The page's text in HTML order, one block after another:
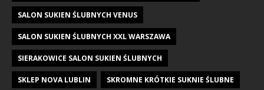
SALON SUKIEN ŚLUBNYCH VENUS
SALON SUKIEN ŚLUBNYCH XXL WARSZAWA
SIERAKOWICE SALON SUKIEN ŚLUBNYCH
SKLEP NOVA LUBLIN SKROMNE KRÓTKIE SUKNIE ŚLUBNE